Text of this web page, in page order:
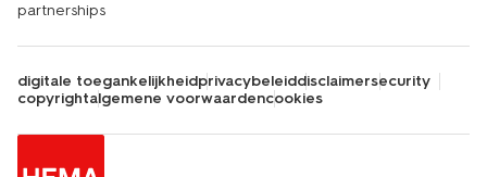
partnerships
digitale toegankelijkheidprivacybeleiddisclaimersecurity
copyrightalgemene voorwaardencookies